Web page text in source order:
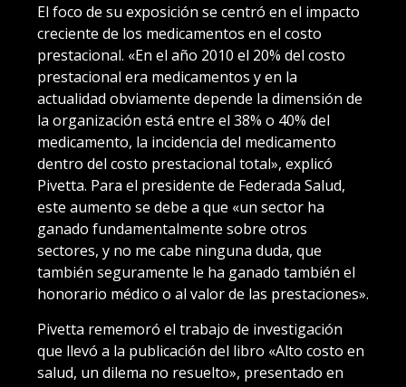
El foco de su exposición se centró en el impacto
creciente de los medicamentos en el costo
prestacional. «En el año 2010 el 20% del costo
prestacional era medicamentos y en la
actualidad obviamente depende la dimensión de
la organización está entre el 38% o 40% del
medicamento, la incidencia del medicamento
dentro del costo prestacional total», explicó
Pivetta. Para el presidente de Federada Salud,
este aumento se debe a que «un sector ha
ganado fundamentalmente sobre otros
sectores, y no me cabe ninguna duda, que
también seguramente le ha ganado también el
honorario médico o al valor de las prestaciones».
Pivetta rememoró el trabajo de investigación
que llevó a la publicación del libro «Alto costo en
salud, un dilema no resuelto», presentado en